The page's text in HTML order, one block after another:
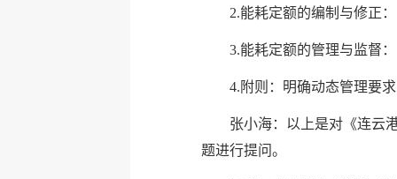
2.能耗定额的编制与修正
3.能耗定额的管理与监督
4.附则：明确动态管理要
张小海：以上是对《连云
题进行提问。